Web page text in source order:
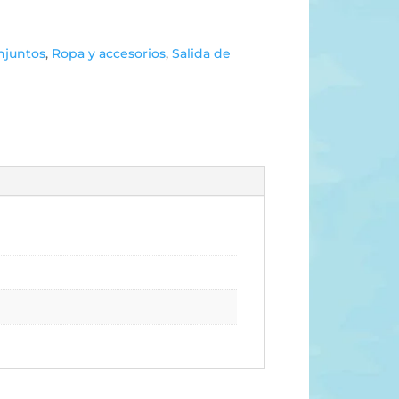
, Ropa y accesorios, Salida de